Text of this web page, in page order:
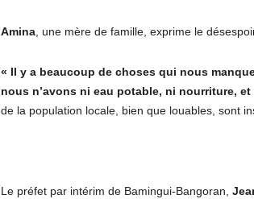
Amina , une mère de famille, exprime le
« Il y a beaucoup de choses qui nous
nous n’avons ni eau potable, ni nourriture,
de la population locale, bien que louables, sont
Le préfet par intérim de Bamingui-Bangoran,